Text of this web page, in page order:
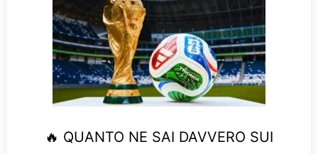
🔥 QUANTO NE SAI DAVVERO SUI